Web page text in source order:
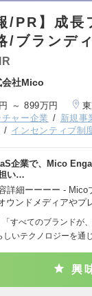
/PR】成
/ブランデ
会社Mico
～ 899万円
ャー企業 新規事
インセンティブ制
企業で、Mico
い…
詳細ーーーー - Mico
ウンドメディアやプ
「すべてのブランドが
しいテクノロジーを通
興